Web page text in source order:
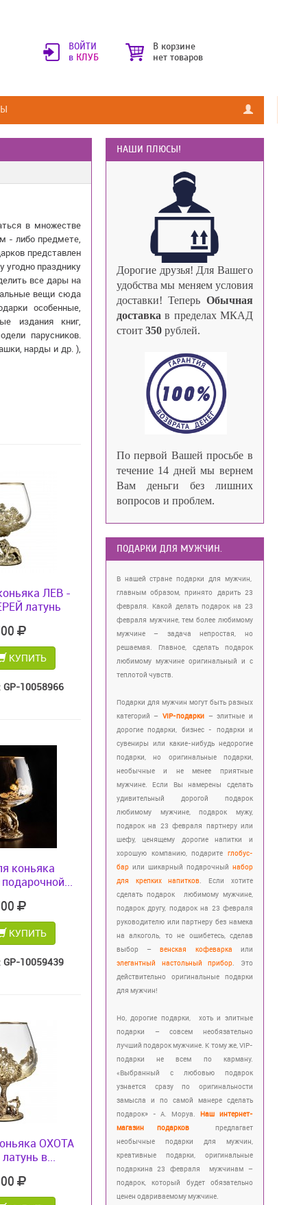
ВОЙТИ
в КЛУБ
В корзине
нет товаров
в множестве
- либо предмете,
представлен
угодно празднику
все дары на
вещи сюда
особенные,
издания книг,
парусников.
нарды и др. ),
ЛЕВ -
латунь
КУПИТЬ
GP-10058966
коньяка
КУПИТЬ
GP-10059439
ОХОТА
в...
НАШИ ПЛЮСЫ!
Дорогие друзья! Для Вашего
удобства мы меняем условия
доставки!Теперь Обычная
доставка в пределах МКАД
стоит 350рублей.
По первой Вашей просьбе в
течение 14 дней мы вернем
Вам деньги без лишних
вопросов и проблем.
ПОДАРКИ ДЛЯ МУЖЧИН.
В нашей стране подарки для мужчин,
главным образом, принято дарить 23
февраля. Какой делать подарок на 23
февраля мужчине, тем более любимому
мужчине – задача непростая, но
решаемая. Главное, сделать подарок
любимому мужчине оригинальный и с
теплотой чувств.
Подарки для мужчин могут быть разных
категорий –VIP-подарки – элитные и
дорогие подарки, бизнес - подарки и
сувениры или какие-нибудь недорогие
подарки, но оригинальные подарки,
необычные и не менее приятные
мужчине. Если Вы намерены сделать
удивительный дорогой подарок
любимому мужчине, подарок мужу,
подарок на 23 февраля партнеру или
шефу, ценящему дорогие напитки и
хорошую компанию, подарите глобус-
барили шикарный подарочный набор
для крепких напитков. Если хотите
сделать подарок любимому мужчине,
подарок другу, подарок на 23 февраля
руководителю или партнеру без намека
на алкоголь, то не ошибетесь, сделав
выбор –венская кофеварка или
элегантный настольный прибор. Это
действительно оригинальные подарки
для мужчин!
Но, дорогие подарки, хоть и элитные
подарки – совсем необязательно
лучший подарок мужчине. К тому же, VIP-
подарки не всем по карману.
«Выбранный с любовью подарок
узнается сразу по оригинальности
замысла и по самой манере сделать
подарок» - А. Моруа.Наш интернет-
магазин подарков
предлагает
необычные подарки для мужчин,
креативные подарки, оригинальные
подаркина 23 февраля мужчинам –
подарок, который будет обязательно
ценен одариваемому мужчине.